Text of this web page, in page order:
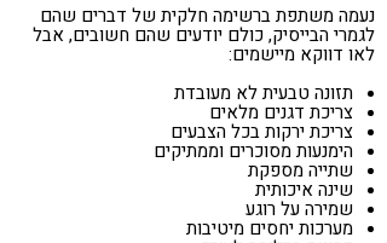
נעמה משתפת ברשימה חלקית של דברים שהם
לגמרי הבייסיק, כולם יודעים שהם חשובים, אבל
לאו דווקא מיישמים:
תזונה טבעית לא מעובדת
צריכת דגנים מלאים
צריכת ירקות בכל הצבעים
הימנעות מסוכרים וממתיקים
שתייה מספקת
שינה איכותית
שמירה על רוגע
מערכות יחסים מיטיבות